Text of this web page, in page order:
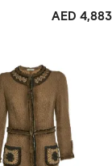
AED 4,883